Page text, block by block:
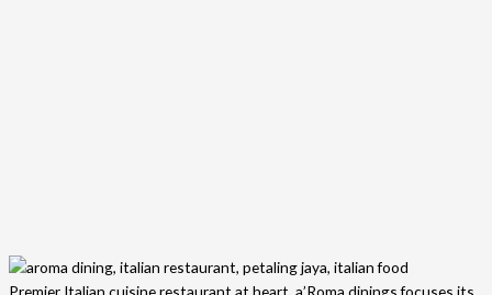
Premier Italian cuisine restaurant at heart, a’Roma dinings focuses its